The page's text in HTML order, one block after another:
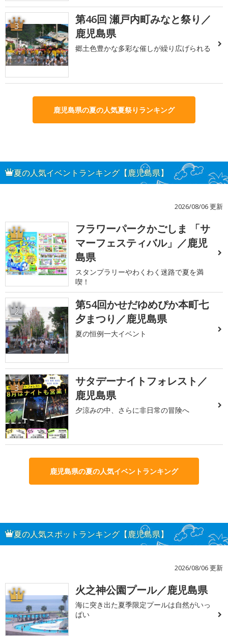
3
第46回 瀬戸内町みなと祭り／
鹿児島県
郷土色豊かな多彩な催しが繰り広げられる
鹿児島県の夏の人気夏祭りランキング
夏の人気イベントランキング【鹿児島県】
2026/08/06 更新
1
フラワーパークかごしま 「サ
マーフェスティバル」／鹿児
島県
スタンプラリーやわくわく迷路で夏を満
喫！
2
第54回かせだゆめぴか本町七
夕まつり／鹿児島県
夏の恒例一大イベント
3
サタデーナイトフォレスト／
鹿児島県
夕涼みの中、さらに非日常の冒険へ
鹿児島県の夏の人気イベントランキング
夏の人気スポットランキング【鹿児島県】
2026/08/06 更新
1 火之神公園プール／鹿児島県
海に突き出た夏季限定プールは自然がいっ
ぱい